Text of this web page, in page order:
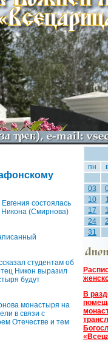
состоялась
Никона (Смирнова)
студентам об
Никон выразил
будут
монастыря на
в связи с
Отечестве и тем
пн
03
10
17
24
31
В